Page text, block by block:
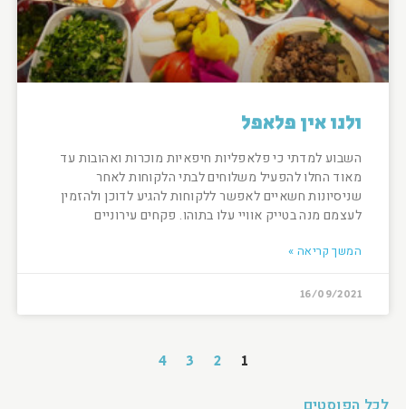
ולנו אין פלאפל
השבוע למדתי כי פלאפליות חיפאיות מוכרות ואהובות עד
מאוד החלו להפעיל משלוחים לבתי הלקוחות לאחר
שניסיונות חשאיים לאפשר ללקוחות להגיע לדוכן ולהזמין
לעצמם מנה בטייק אוויי עלו בתוהו. פקחים עירוניים
המשך קריאה »
16/09/2021
1
2
3
4